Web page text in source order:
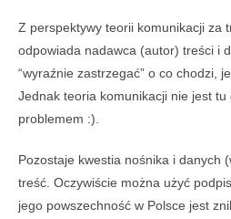
Z perspektywy teorii komunikacji za
odpowiada nadawca (autor) treści i
“wyraźnie zastrzegać” o co chodzi,
Jednak teoria komunikacji nie jest tu
problemem :).
Pozostaje kwestia nośnika i danych
treść. Oczywiście można użyć
jego powszechność w Polsce jest